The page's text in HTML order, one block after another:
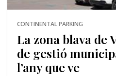
CONTINENTAL PARKING
La zona blava de
de gestió
l’any que ve